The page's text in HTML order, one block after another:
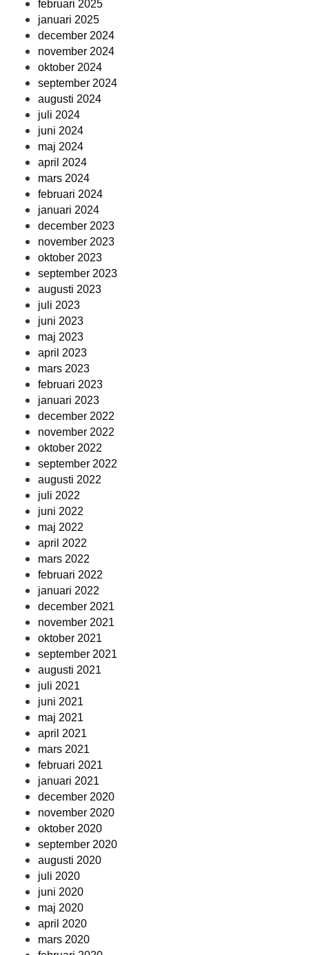
februari 2025
januari 2025
december 2024
november 2024
oktober 2024
september 2024
augusti 2024
juli 2024
juni 2024
maj 2024
april 2024
mars 2024
februari 2024
januari 2024
december 2023
november 2023
oktober 2023
september 2023
augusti 2023
juli 2023
juni 2023
maj 2023
april 2023
mars 2023
februari 2023
januari 2023
december 2022
november 2022
oktober 2022
september 2022
augusti 2022
juli 2022
juni 2022
maj 2022
april 2022
mars 2022
februari 2022
januari 2022
december 2021
november 2021
oktober 2021
september 2021
augusti 2021
juli 2021
juni 2021
maj 2021
april 2021
mars 2021
februari 2021
januari 2021
december 2020
november 2020
oktober 2020
september 2020
augusti 2020
juli 2020
juni 2020
maj 2020
april 2020
mars 2020